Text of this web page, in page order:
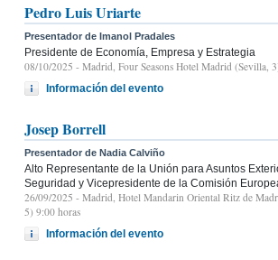
Pedro Luis Uriarte
Presentador de Imanol Pradales
Presidente de Economía, Empresa y Estrategia
08/10/2025 - Madrid, Four Seasons Hotel Madrid (Sevilla,
Información del evento
Josep Borrell
Presentador de Nadia Calviño
Alto Representante de la Unión para Asuntos
Seguridad y Vicepresidente de la Comisión
26/09/2025 - Madrid, Hotel Mandarin Oriental Ritz de
5) 9:00 horas
Información del evento